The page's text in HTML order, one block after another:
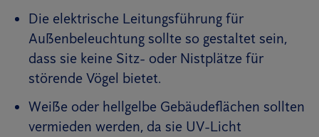
Die elektrische Leitungsführung für
Außenbeleuchtung sollte so gestaltet sein,
dass sie keine Sitz- oder Nistplätze für
störende Vögel bietet.
Weiße oder hellgelbe Gebäudeflächen sollten
vermieden werden, da sie UV-Licht